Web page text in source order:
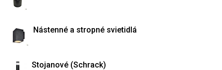
Nástenné a stropné svietidlá
Stojanové (Schrack)